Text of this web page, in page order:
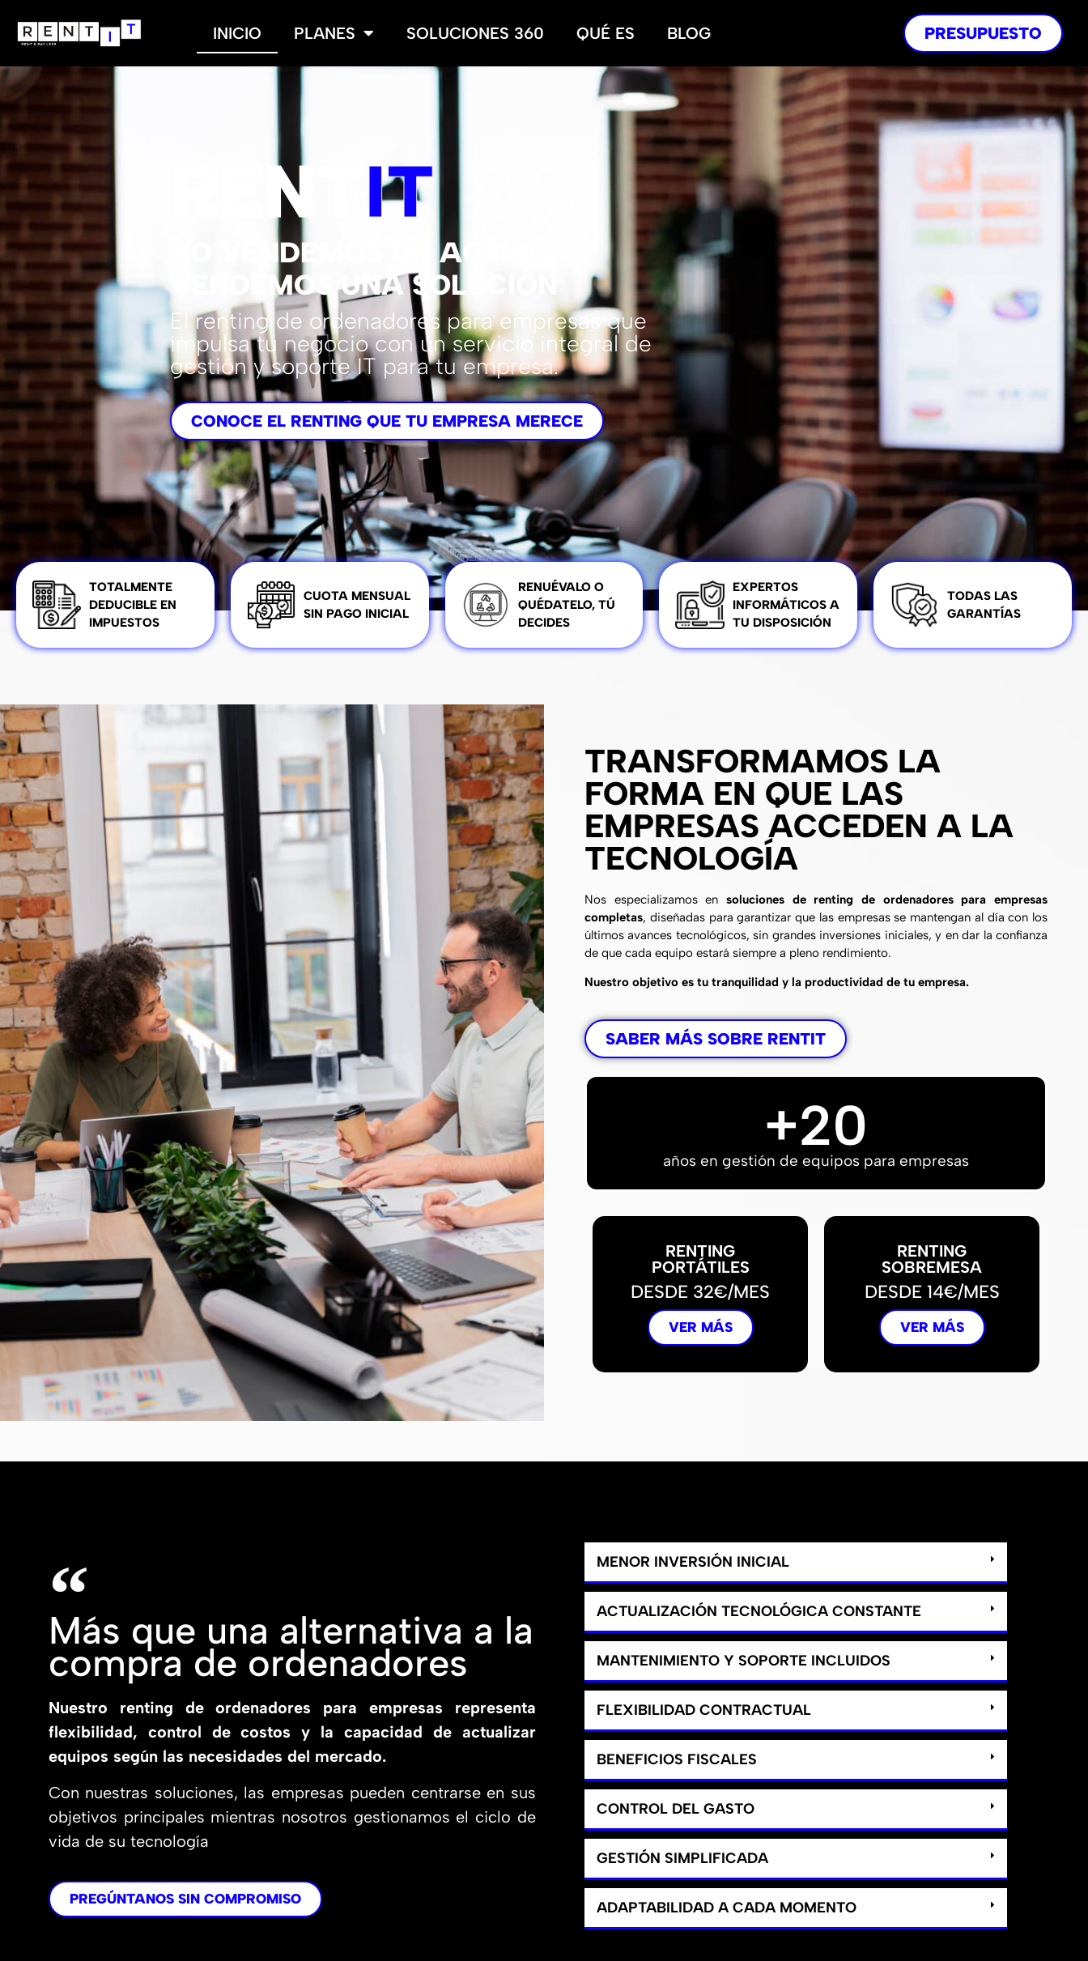
INICIO PLANES SOLUCIONES 360 QUÉ ES BLOG PRESUPUESTO
RENT IT
NO VENDEMOS UN ACTIVO,
VENDEMOS UNA SOLUCIÓN
El renting de ordenadores para empresas que
impulsa tu negocio con un servicio integral de
gestión y soporte IT para tu empresa.
CONOCE EL RENTING QUE TU EMPRESA MERECE
TOTALMENTE
DEDUCIBLE EN
IMPUESTOS
CUOTA MENSUAL
SIN PAGO INICIAL
RENUÉVALO O
QUÉDATELO, TÚ
DECIDES
EXPERTOS
INFORMÁTICOS A
TU DISPOSICIÓN
TODAS LAS
GARANTÍAS
TRANSFORMAMOS LA
FORMA EN QUE LAS
EMPRESAS ACCEDEN A LA
TECNOLOGÍA
Nos especializamos en soluciones de renting de ordenadores para empresas
completas, diseñadas para garantizar que las empresas se mantengan al día con los
últimos avances tecnológicos, sin grandes inversiones iniciales, y en dar la confianza
de que cada equipo estará siempre a pleno rendimiento.
Nuestro objetivo es tu tranquilidad y la productividad de tu empresa.
SABER MÁS SOBRE RENTIT
años en gestión de equipos para empresas
+20
RENTING
PORTÁTILES
DESDE 32€/MES
VER MÁS
RENTING
SOBREMESA
DESDE 14€/MES
VER MÁS
Más que una alternativa a la
compra de ordenadores
Nuestro renting de ordenadores para empresas representa
flexibilidad, control de costos y la capacidad de actualizar
equipos según las necesidades del mercado.
Con nuestras soluciones, las empresas pueden centrarse en sus
objetivos principales mientras nosotros gestionamos el ciclo de
vida de su tecnología
PREGÚNTANOS SIN COMPROMISO
MENOR INVERSIÓN INICIAL
ACTUALIZACIÓN TECNOLÓGICA CONSTANTE
MANTENIMIENTO Y SOPORTE INCLUIDOS
FLEXIBILIDAD CONTRACTUAL
BENEFICIOS FISCALES
CONTROL DEL GASTO
GESTIÓN SIMPLIFICADA
ADAPTABILIDAD A CADA MOMENTO